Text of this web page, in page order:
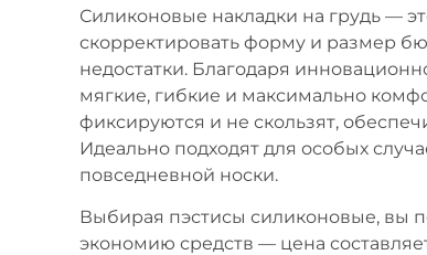
Силиконовые накладки на грудь —
скорректировать форму и размер
недостатки. Благодаря
мягкие, гибкие и максимально
фиксируются и не скользят,
Идеально подходят для особых
повседневной носки.
Выбирая пэстисы силиконовые, вы
экономию средств — цена